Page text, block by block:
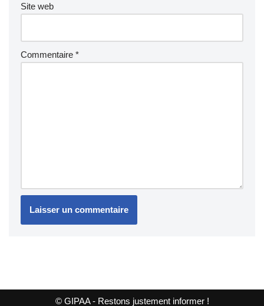
Site web
Commentaire *
© GIPAA - Restons justement informer !